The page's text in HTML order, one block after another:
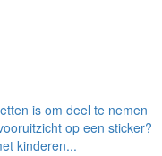
is om deel te nemen
op een sticker?
kinderen...